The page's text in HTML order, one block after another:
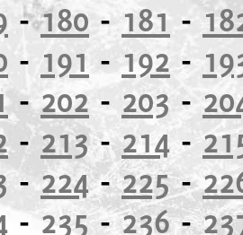
-180- 181 -
- 191- 192 -
-202- 203 -
-213-214-
-224-225-
-235-236-